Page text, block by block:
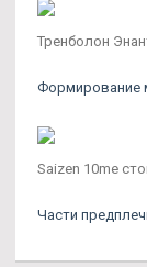
Тренболон
Формирование
Saizen 10me
Части